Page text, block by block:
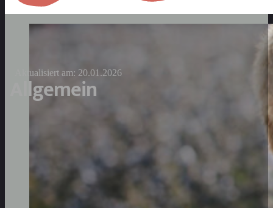
Aktualisiert am: 20.01.2026
Allgemein